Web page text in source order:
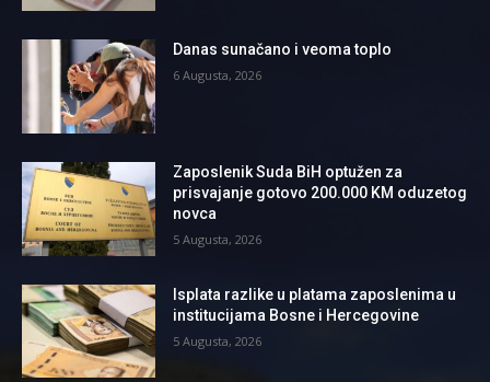
Danas sunačano i veoma toplo
6 Augusta, 2026
Zaposlenik Suda BiH optužen za
prisvajanje gotovo 200.000 KM oduzetog
novca
5 Augusta, 2026
Isplata razlike u platama zaposlenima u
institucijama Bosne i Hercegovine
5 Augusta, 2026